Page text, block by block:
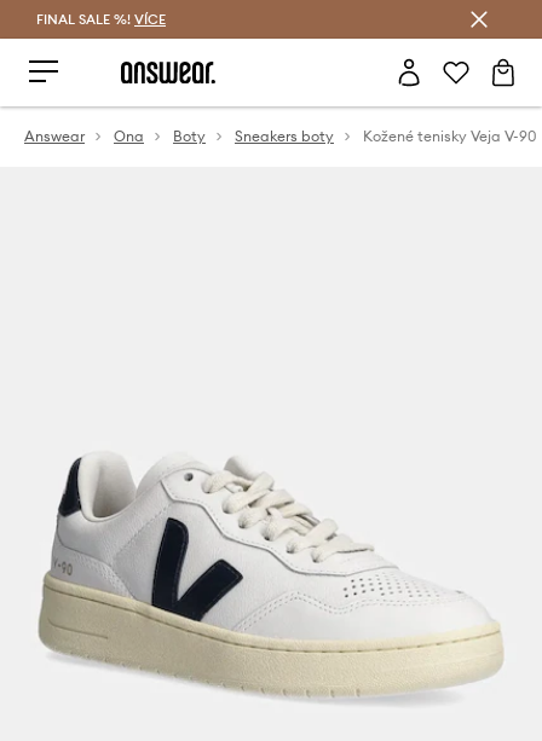
FINAL SALE %! VÍCE
Answear Ona Boty Sneakers boty Kožené tenisky Veja V-90